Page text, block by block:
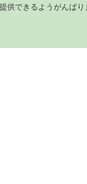
供できるようがんばり